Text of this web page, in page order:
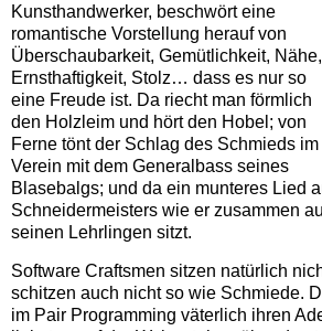
Kunsthandwerker, beschwört eine
romantische Vorstellung herauf von
Überschaubarkeit, Gemütlichkeit, Nähe,
Ernsthaftigkeit, Stolz… dass es nur so
eine Freude ist. Da riecht man förmlich
den Holzleim und hört den Hobel; von
Ferne tönt der Schlag des Schmieds im
Verein mit dem Generalbass seines
Blasebalgs; und da ein munteres Lied
Schneidermeisters wie er zusammen
seinen Lehrlingen sitzt.
Software Craftsmen sitzen natürlich
schitzen auch nicht so wie Schmiede.
im Pair Programming väterlich ihren